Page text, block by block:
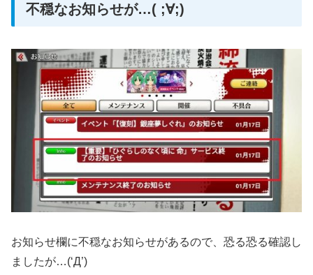
不穏なお知らせが…( ;∀;)
お知らせ欄に不穏なお知らせがあるので、恐る恐る確認し
ましたが…(‘Д’)